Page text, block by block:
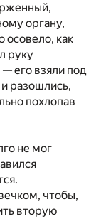
органу,
осовело, как
руку
его взяли под
разошлись,
похлопав
не мог
чтобы,
вторую